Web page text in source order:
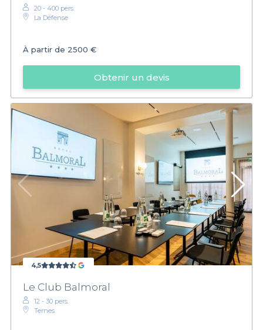
20 - 400 pers.
La Défense
À partir de 2500 €
Obtenir un devis
4,5
Le Club Balmoral
12 - 30 pers.
Ternes